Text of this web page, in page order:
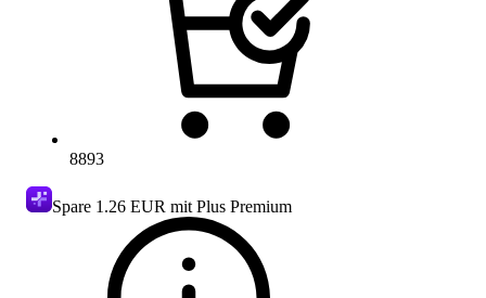
8893
Spare 1.26 EUR mit Plus Premium